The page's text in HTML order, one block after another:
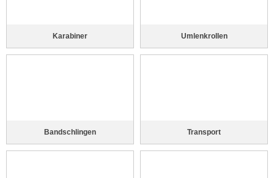
Karabiner Umlenkrollen
Bandschlingen Transport